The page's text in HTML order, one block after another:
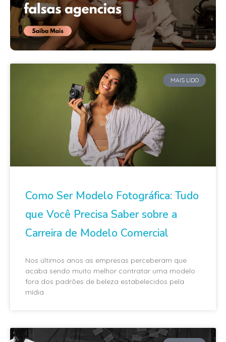
MAIS LIDO
Como Ser Modelo Fotográfica: Tudo
que Você Precisa Saber sobre a
Carreira de Modelo Comercial
Nos últimos anos as empresas perceberam que
acaba sendo muito melhor contratar uma modelo
fora dos padrões de beleza estabelecidos pela
mídia